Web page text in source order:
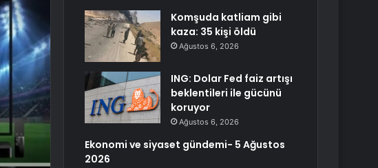
Komşuda katliam gibi
kaza: 35 kişi öldü
Ağustos 6, 2026
ING: Dolar Fed faiz artışı
beklentileri ile gücünü
koruyor
Ağustos 6, 2026
Ekonomi ve siyaset gündemi- 5 Ağustos
2026